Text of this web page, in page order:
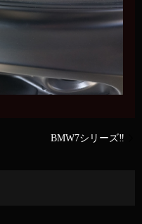
BMW7シリーズ‼️